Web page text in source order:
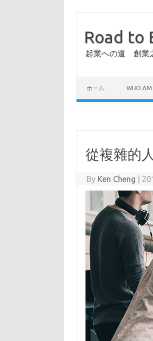
Road to
起業への道 創業
ホーム WHO
從複雜的
By Ken Cheng